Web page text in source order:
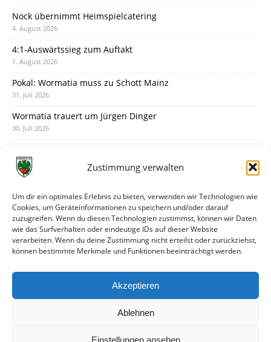
Zustimmung verwalten
Um dir ein optimales Erlebnis zu bieten, verwenden wir Technologien wie
Cookies, um Geräteinformationen zu speichern und/oder darauf
zuzugreifen. Wenn du diesen Technologien zustimmst, können wir Daten
wie das Surfverhalten oder eindeutige IDs auf dieser Website
verarbeiten. Wenn du deine Zustimmung nicht erteilst oder zurückziehst,
können bestimmte Merkmale und Funktionen beeinträchtigt werden.
Akzeptieren
Ablehnen
Einstellungen ansehen
Nock übernimmt Heimspielcatering
4. August 2026
4:1-Auswärtssieg zum Auftakt
1. August 2026
Pokal: Wormatia muss zu Schott Mainz
31. Juli 2026
Wormatia trauert um Jürgen Dinger
30. Juli 2026
28. Juli 2026
28. Juli 2026
Neue Podcast-Folge: So tickt Björn!
27. Juli 2026
Eindrücke vom Stadionfest
Unterhaltsamer Abschlusstest mit später Niederlage
25. Juli 2026